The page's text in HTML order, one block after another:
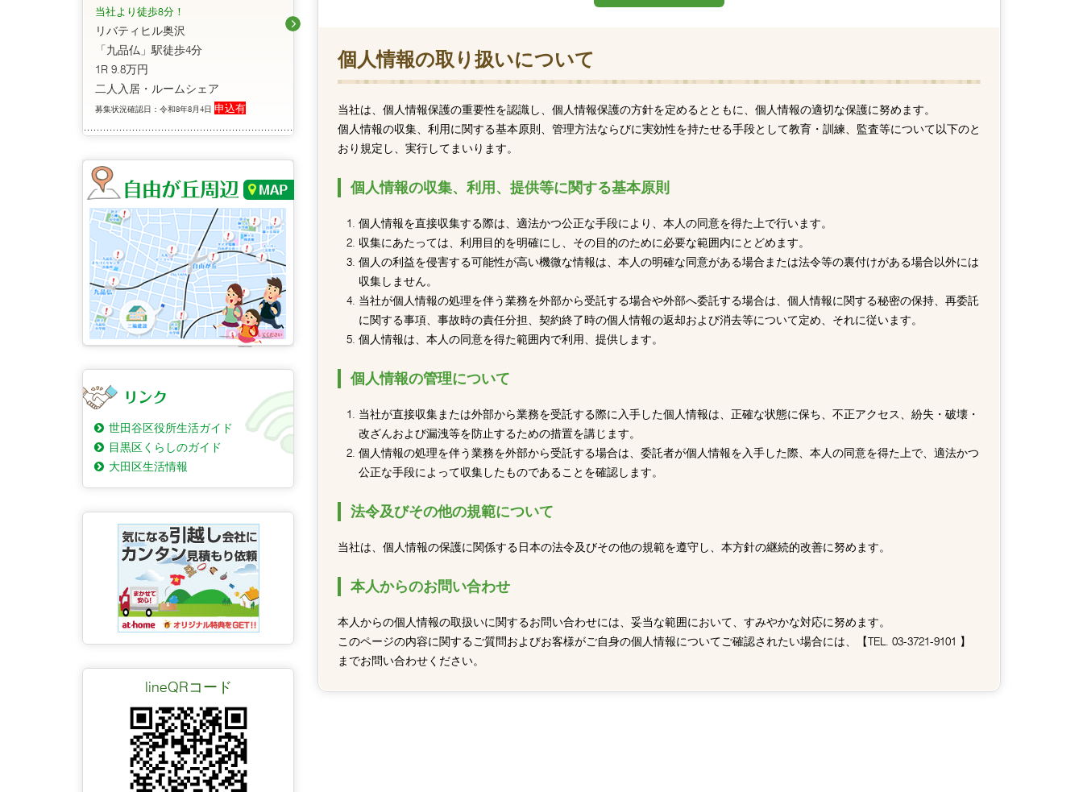
当社より徒歩8分！
リバティヒル奥沢
「九品仏」駅徒歩4分
1R 9.8万円
二人入居・ルームシェア
募集状況確認日：令和8年8月4日 申込有
世田谷区役所生活ガイド
目黒区くらしのガイド
大田区生活情報
lineQRコード
個人情報の取り扱いについて
当社は、個人情報保護の重要性を認識し、個人情報保護の方針を定めるとともに、個人情報の適切な保護に努めます。
個人情報の収集、利用に関する基本原則、管理方法ならびに実効性を持たせる手段として教育・訓練、監査等について以下のと
おり規定し、実行してまいります。
個人情報の収集、利用、提供等に関する基本原則
個人情報を直接収集する際は、適法かつ公正な手段により、本人の同意を得た上で行います。
収集にあたっては、利用目的を明確にし、その目的のために必要な範囲内にとどめます。
個人の利益を侵害する可能性が高い機微な情報は、本人の明確な同意がある場合または法令等の裏付けがある場合以外には
収集しません。
当社が個人情報の処理を伴う業務を外部から受託する場合や外部へ委託する場合は、個人情報に関する秘密の保持、再委託
に関する事項、事故時の責任分担、契約終了時の個人情報の返却および消去等について定め、それに従います。
個人情報は、本人の同意を得た範囲内で利用、提供します。
個人情報の管理について
当社が直接収集または外部から業務を受託する際に入手した個人情報は、正確な状態に保ち、不正アクセス、紛失・破壊・
改ざんおよび漏洩等を防止するための措置を講じます。
個人情報の処理を伴う業務を外部から受託する場合は、委託者が個人情報を入手した際、本人の同意を得た上で、適法かつ
公正な手段によって収集したものであることを確認します。
法令及びその他の規範について
当社は、個人情報の保護に関係する日本の法令及びその他の規範を遵守し、本方針の継続的改善に努めます。
本人からのお問い合わせ
本人からの個人情報の取扱いに関するお問い合わせには、妥当な範囲において、すみやかな対応に努めます。
このページの内容に関するご質問およびお客様がご自身の個人情報についてご確認されたい場合には、【TEL. 03-3721-9101 】
までお問い合わせください。